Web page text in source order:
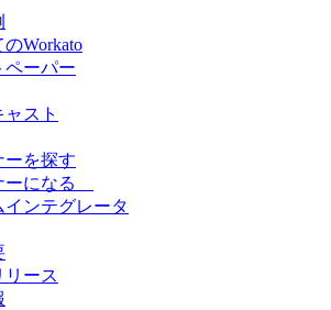
Workato
ペーパー
スト
ーを探す
ーになる
インテグレータ
リース